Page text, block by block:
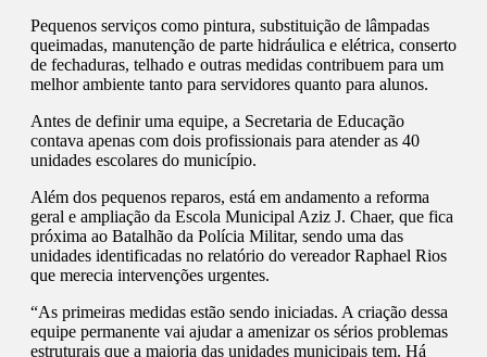
Pequenos serviços como pintura, substituição de lâmpadas
queimadas, manutenção de parte hidráulica e elétrica, conserto
de fechaduras, telhado e outras medidas contribuem para um
melhor ambiente tanto para servidores quanto para alunos.
Antes de definir uma equipe, a Secretaria de Educação
contava apenas com dois profissionais para atender as 40
unidades escolares do município.
Além dos pequenos reparos, está em andamento a reforma
geral e ampliação da Escola Municipal Aziz J. Chaer, que fica
próxima ao Batalhão da Polícia Militar, sendo uma das
unidades identificadas no relatório do vereador Raphael Rios
que merecia intervenções urgentes.
“As primeiras medidas estão sendo iniciadas. A criação dessa
equipe permanente vai ajudar a amenizar os sérios problemas
estruturais que a maioria das unidades municipais tem. Há